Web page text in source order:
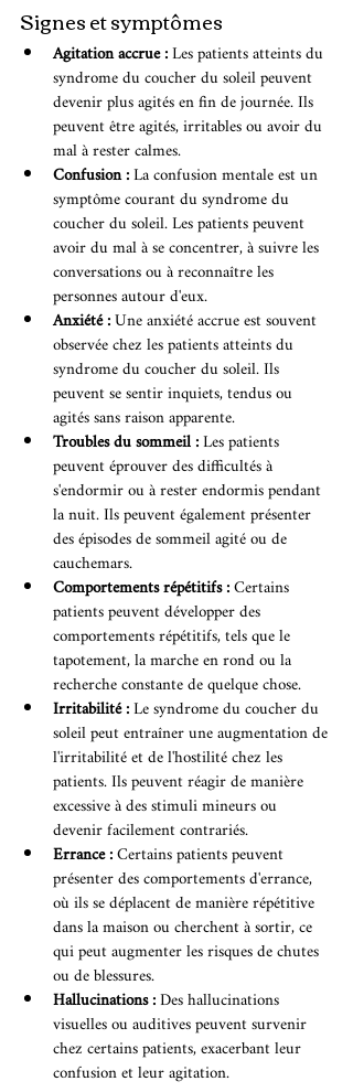
Signes et symptômes
Agitation accrue : Les patients atteints du
syndrome du coucher du soleil peuvent
devenir plus agités en fin de journée. Ils
peuvent être agités, irritables ou avoir du
mal à rester calmes.
Confusion : La confusion mentale est un
symptôme courant du syndrome du
coucher du soleil. Les patients peuvent
avoir du mal à se concentrer, à suivre les
conversations ou à reconnaître les
personnes autour d'eux.
Anxiété : Une anxiété accrue est souvent
observée chez les patients atteints du
syndrome du coucher du soleil. Ils
peuvent se sentir inquiets, tendus ou
agités sans raison apparente.
Troubles du sommeil : Les patients
peuvent éprouver des difficultés à
s'endormir ou à rester endormis pendant
la nuit. Ils peuvent également présenter
des épisodes de sommeil agité ou de
cauchemars.
Comportements répétitifs : Certains
patients peuvent développer des
comportements répétitifs, tels que le
tapotement, la marche en rond ou la
recherche constante de quelque chose.
Irritabilité : Le syndrome du coucher du
soleil peut entraîner une augmentation de
l'irritabilité et de l'hostilité chez les
patients. Ils peuvent réagir de manière
excessive à des stimuli mineurs ou
devenir facilement contrariés.
Errance : Certains patients peuvent
présenter des comportements d'errance,
où ils se déplacent de manière répétitive
dans la maison ou cherchent à sortir, ce
qui peut augmenter les risques de chutes
ou de blessures.
Hallucinations : Des hallucinations
visuelles ou auditives peuvent survenir
chez certains patients, exacerbant leur
confusion et leur agitation.